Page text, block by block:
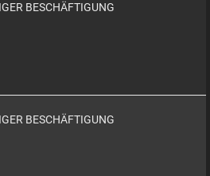
BESCHÄFTIGUNG
BESCHÄFTIGUNG